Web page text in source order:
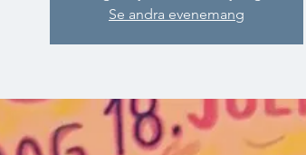
Se andra evenemang